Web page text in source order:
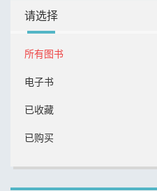
请选择
所有图书
电子书
已收藏
已购买